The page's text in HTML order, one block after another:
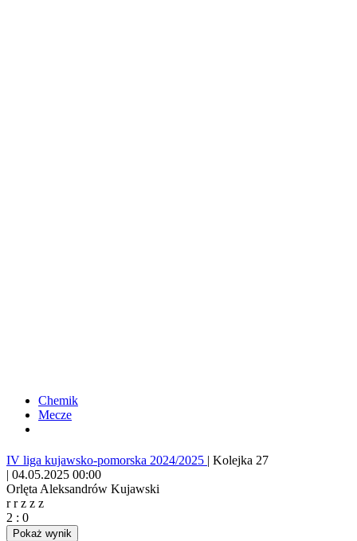
Chemik
Mecze
IV liga kujawsko-pomorska 2024/2025 | Kolejka 27
| 04.05.2025 00:00
Orlęta Aleksandrów Kujawski
rrz z z
2 : 0
Pokaż wynik